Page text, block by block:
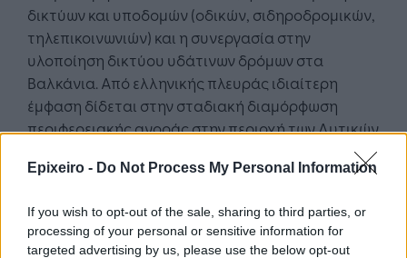
Epixeiro - Do Not Process My Personal Information
If you wish to opt-out of the sale, sharing to third parties, or
processing of your personal or sensitive information for
targeted advertising by us, please use the below opt-out
δικτύων και υποδομών (οδικών, σιδηροδρομικών,
τηλεπικοινωνιών) και η συνεργασία στην
υλοποίηση δικτύου υδάτινων δρόμων στα
Βαλκάνια. Από ελληνικής πλευράς ιδιαίτερη
έμφαση δίδεται στην σταδιακή διαμόρφωση
περιφερειακής αγοράς στην περιοχή των Δυτικών
ενέργειας (αγωγοί πετρελαίου και φυσικού
πλατφόρμας τεχνολογίας για ανάληψη κοινών
πρωτοβουλιών.